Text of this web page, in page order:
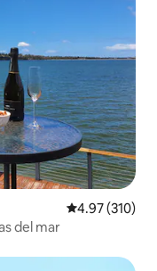
Calificación
4.97 (310)
del mar